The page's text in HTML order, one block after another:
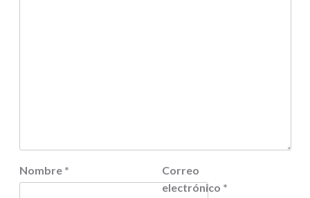
Nombre *
Correo
electrónico *